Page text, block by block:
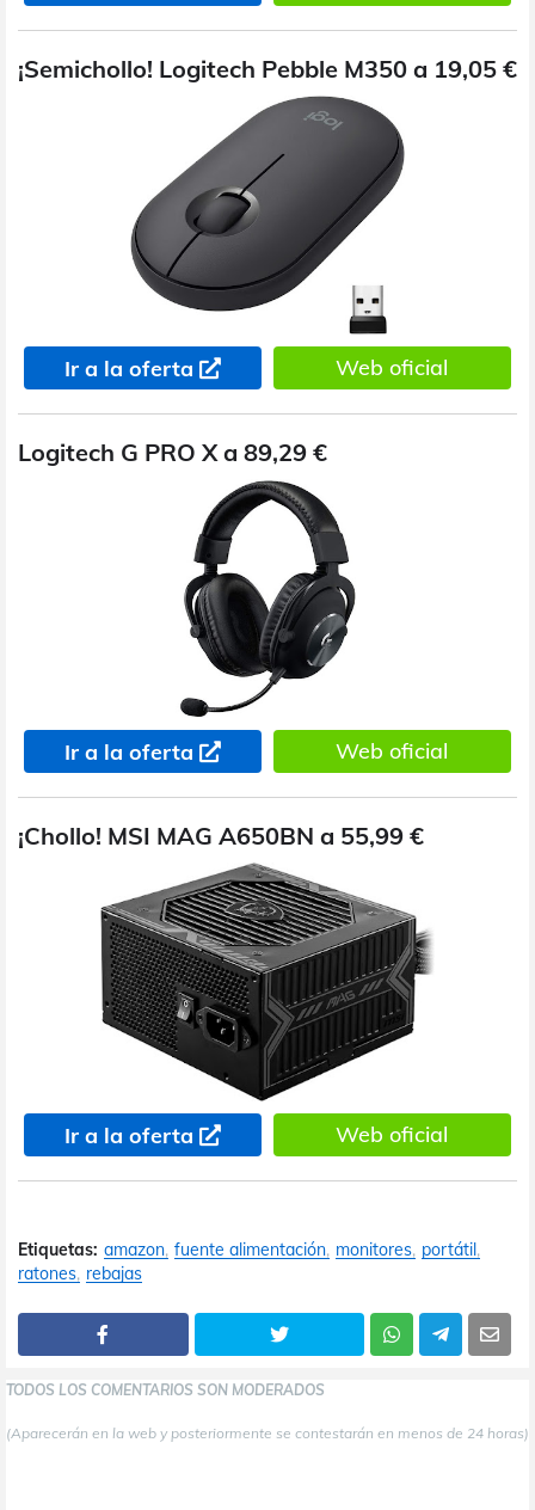
¡Semichollo! Logitech Pebble M350 a 19,05 €
Ir a la oferta Web oficial
Logitech G PRO X a 89,29 €
Ir a la oferta Web oficial
¡Chollo! MSI MAG A650BN a 55,99 €
Ir a la oferta Web oficial
Etiquetas: amazon fuente alimentación monitores portátil
ratones rebajas
TODOS LOS COMENTARIOS SON MODERADOS
(Aparecerán en la web y posteriormente se contestarán en menos de 24 horas)